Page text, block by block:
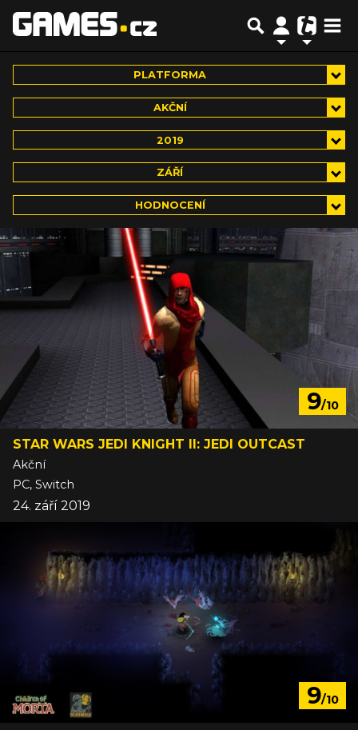
PLATFORMA
AKČNÍ
2019
ZÁŘÍ
HODNOCENÍ
9/10
STAR WARS JEDI KNIGHT II: JEDI OUTCAST
Akční
PC, Switch
24. září 2019
9/10